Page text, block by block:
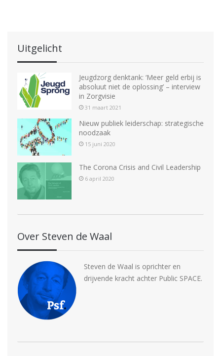
Uitgelicht
Jeugdzorg denktank: ‘Meer geld erbij is
absoluut niet de oplossing’ – interview
in Zorgvisie
31 maart 2021
Nieuw publiek leiderschap: strategische
noodzaak
15 juni 2020
The Corona Crisis and Civil Leadership
6 april 2020
Over Steven de Waal
Steven de Waal is oprichter en
drijvende kracht achter Public SPACE.